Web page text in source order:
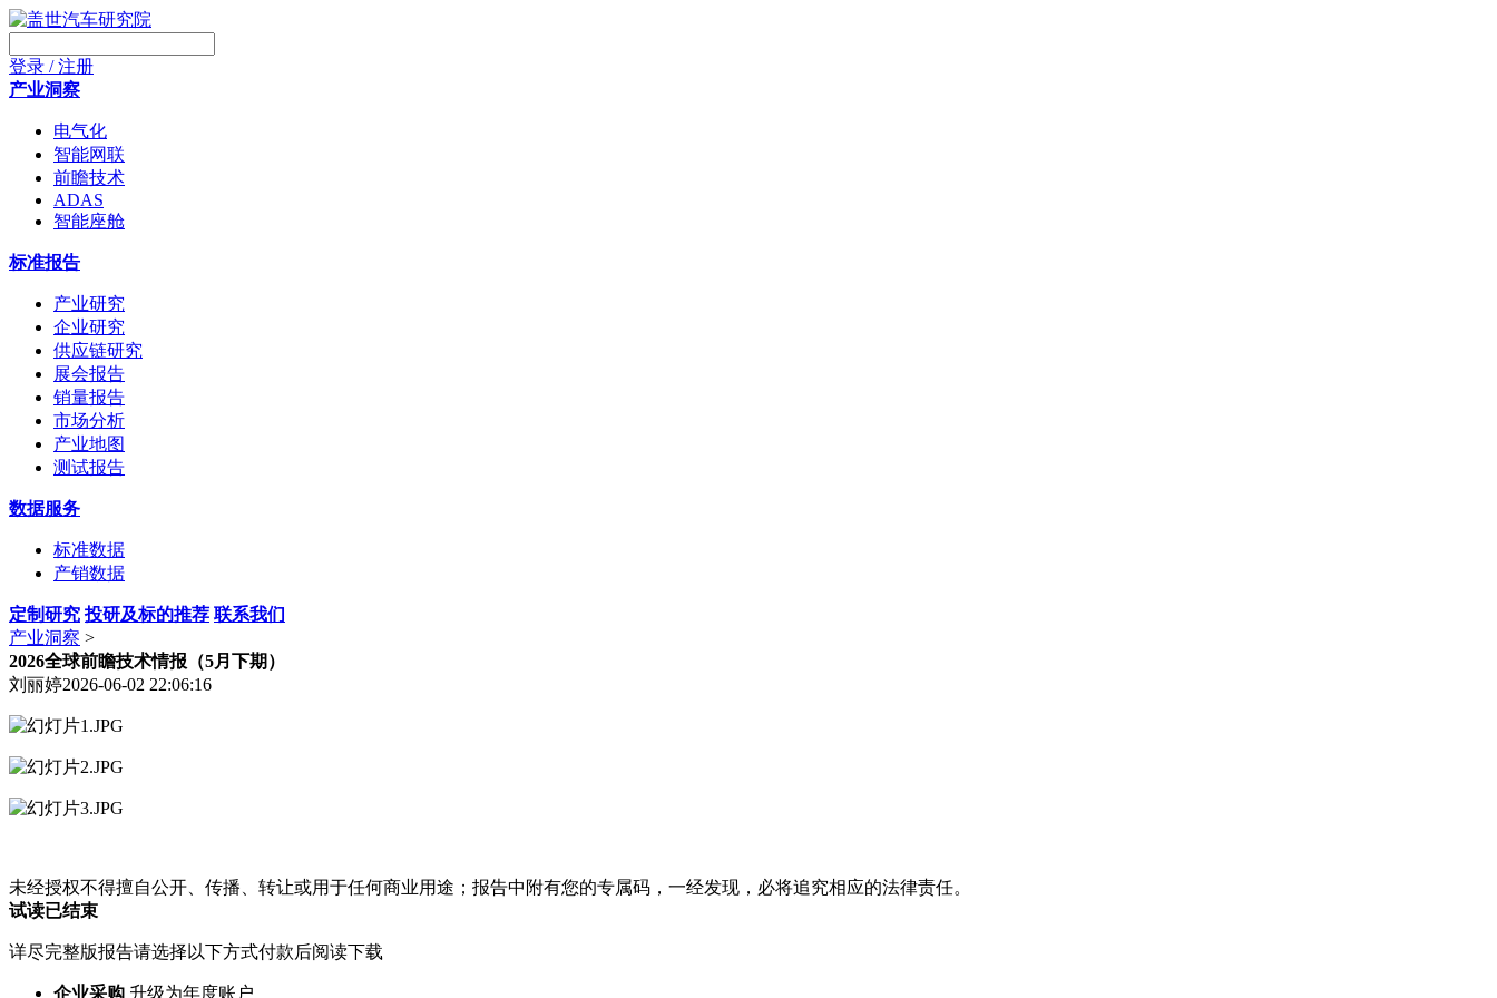
登录 / 注册
产业洞察
电气化
智能网联
前瞻技术
ADAS
智能座舱
标准报告
产业研究
企业研究
供应链研究
展会报告
销量报告
市场分析
产业地图
测试报告
数据服务
标准数据
产销数据
定制研究 投研及标的推荐 联系我们
产业洞察 >
2026全球前瞻技术情报（5月下期）
刘丽婷2026-06-02 22:06:16
未经授权不得擅自公开、传播、转让或用于任何商业用途；报告中附有您的专属码，一经发现，必将追究相应的法律责任。
试读已结束
详尽完整版报告请选择以下方式付款后阅读下载
企业采购 升级为年度账户